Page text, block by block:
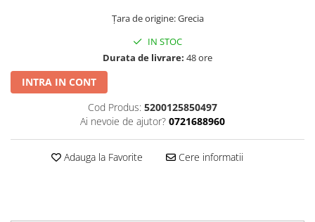
Țara de origine: Grecia
IN STOC
Durata de livrare: 48 ore
INTRA IN CONT
Cod Produs: 5200125850497
Ai nevoie de ajutor? 0721688960
Adauga la Favorite Cere informatii